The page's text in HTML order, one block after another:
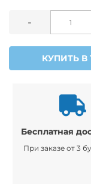
-
КУПИТЬ В
Бесплатная
При заказе от 3